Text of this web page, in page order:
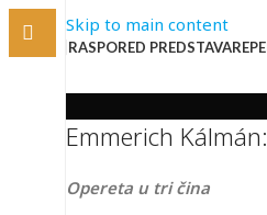
Skip to main content
RASPORED PREDSTAVA
Emmerich Kálmán:
Opereta u tri čina